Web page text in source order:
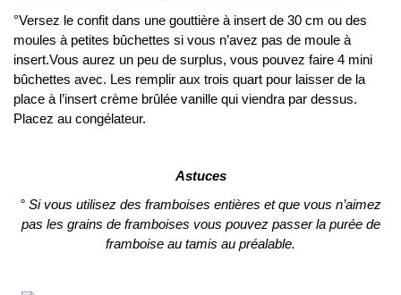
°Versez le confit dans une gouttière à insert de 30 cm ou des
moules à petites bûchettes si vous n’avez pas de moule à
insert.Vous aurez un peu de surplus, vous pouvez faire 4 mini
bûchettes avec. Les remplir aux trois quart pour laisser de la
place à l’insert crème brûlée vanille qui viendra par dessus.
Placez au congélateur.
Astuces
° Si vous utilisez des framboises entières et que vous n’aimez
pas les grains de framboises vous pouvez passer la purée de
framboise au tamis au préalable.